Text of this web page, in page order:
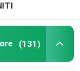
(131)